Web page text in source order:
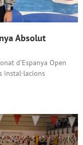
Absolut
d’Espanya Open
instal·lacions